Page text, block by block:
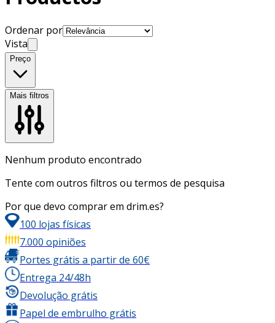
Ordenar por
Vista
Preço
Mais filtros
Nenhum produto encontrado
Tente com outros filtros ou termos de pesquisa
Por que devo comprar em drim.es?
100 lojas físicas
7.000 opiniões
Portes grátis a partir de 60€
Entrega 24/48h
Devolução grátis
Papel de embrulho grátis